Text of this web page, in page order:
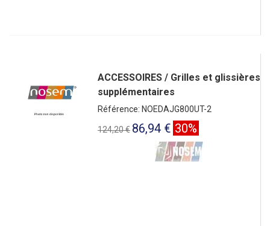
ACCESSOIRES / Grilles et glissières
supplémentaires
Référence: NOEDAJG800UT-2
124,20 € 86,94 € 30%